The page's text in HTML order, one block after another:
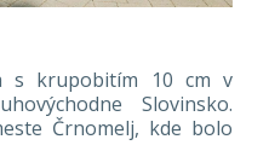
s krupobitím 10 cm v
Slovinsko.
Črnomelj, kde bolo